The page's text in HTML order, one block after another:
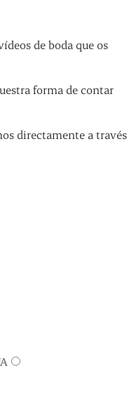
de boda que os
forma de contar
directamente a través